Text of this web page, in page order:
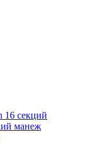
16 секций
манеж